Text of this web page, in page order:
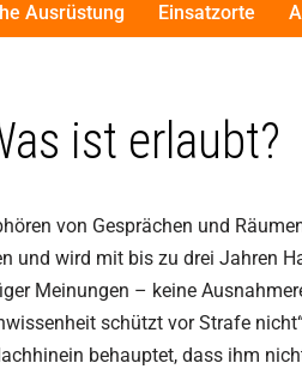
die Uhr
Ausrüstung Einsatzorte
ist erlaubt?
von Gesprächen und
und wird mit bis zu drei Jahren
Meinungen – keine
schützt vor Strafe
behauptet, dass ihm